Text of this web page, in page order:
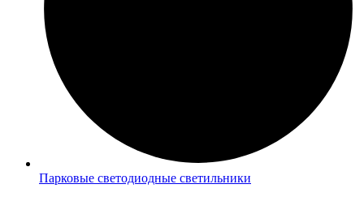
Парковые светодиодные светильники